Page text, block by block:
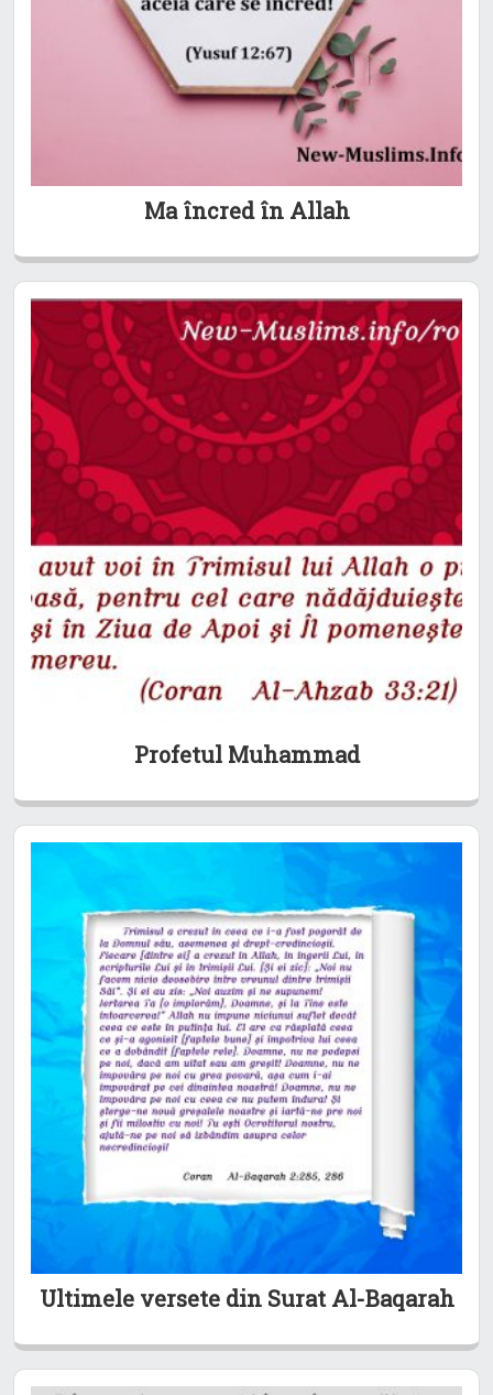
Ma încred în Allah
Profetul Muhammad
Ultimele versete din Surat Al-Baqarah